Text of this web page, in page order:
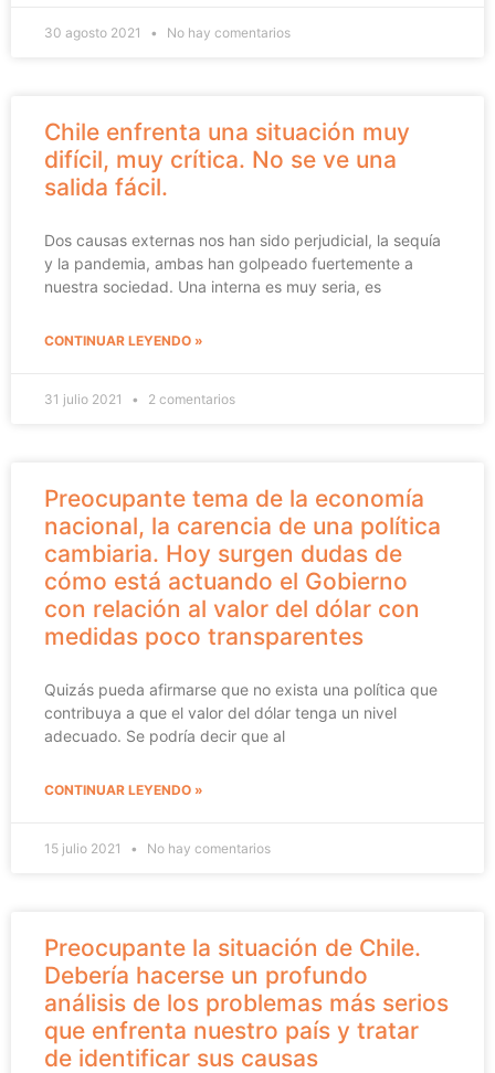
30 agosto 2021 No hay comentarios
Chile enfrenta una situación muy
difícil, muy crítica. No se ve una
salida fácil.
Dos causas externas nos han sido perjudicial, la sequía
y la pandemia, ambas han golpeado fuertemente a
nuestra sociedad. Una interna es muy seria, es
CONTINUAR LEYENDO »
31 julio 2021 2 comentarios
Preocupante tema de la economía
nacional, la carencia de una política
cambiaria. Hoy surgen dudas de
cómo está actuando el Gobierno
con relación al valor del dólar con
medidas poco transparentes
Quizás pueda afirmarse que no exista una política que
contribuya a que el valor del dólar tenga un nivel
adecuado. Se podría decir que al
CONTINUAR LEYENDO »
15 julio 2021 No hay comentarios
Preocupante la situación de Chile.
Debería hacerse un profundo
análisis de los problemas más serios
que enfrenta nuestro país y tratar
de identificar sus causas